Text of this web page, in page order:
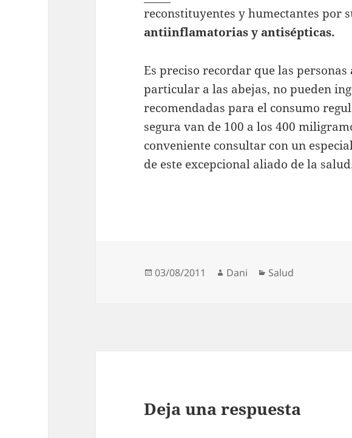
reconstituyentes y humectantes por
antiinflamatorias y antisépticas.
Es preciso recordar que las personas
particular a las abejas, no pueden
recomendadas para el consumo
segura van de 100 a los 400
conveniente consultar con un
de este excepcional aliado de la
Publicado
03/08/2011 Autor
Dani Categorías
Salud
Deja una respuesta